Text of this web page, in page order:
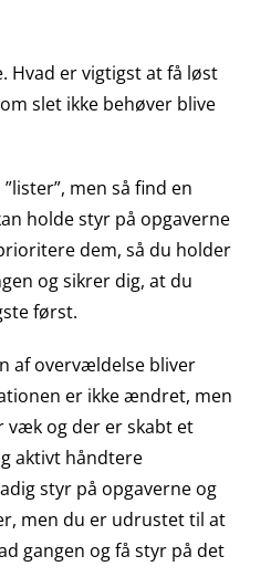
Hvad er vigtigst at få løst
slet ikke behøver blive
men så find en
holde styr på opgaverne
dem, så du holder
og sikrer dig, at du
først.
af overvældelse bliver
er ikke ændret, men
væk og der er skabt et
aktivt håndtere
styr på opgaverne og
men du er udrustet til at
gangen og få styr på det